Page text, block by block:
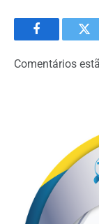
Facebook
Comentários